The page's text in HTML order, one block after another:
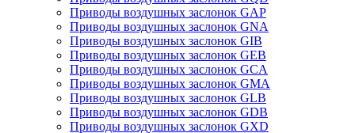
Приводы воздушных заслонок GAP
Приводы воздушных заслонок GNA
Приводы воздушных заслонок GIB
Приводы воздушных заслонок GEB
Приводы воздушных заслонок GCA
Приводы воздушных заслонок GMA
Приводы воздушных заслонок GLB
Приводы воздушных заслонок GDB
Приводы воздушных заслонок GXD